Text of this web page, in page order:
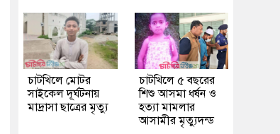
চাটখিলে মোটর
সাইকেল দূর্ঘটনায়
মাদ্রাসা ছাত্রের মৃত্যু
চাটখিলে ৫ বছরের
শিশু আসমা ধর্ষন ও
হত্যা মামলার
আসামীর মৃত্যুদন্ড